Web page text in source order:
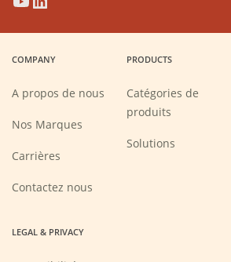
(Opens
in
new
window)
(Opens
in
new
window)
(Opens
in
new
window)
(Opens
in
new
window)
COMPANY
A propos de nous
Nos Marques
Carrières
new
Contactez nous
PRODUCTS
Catégories de
produits
Solutions
LEGAL & PRIVACY